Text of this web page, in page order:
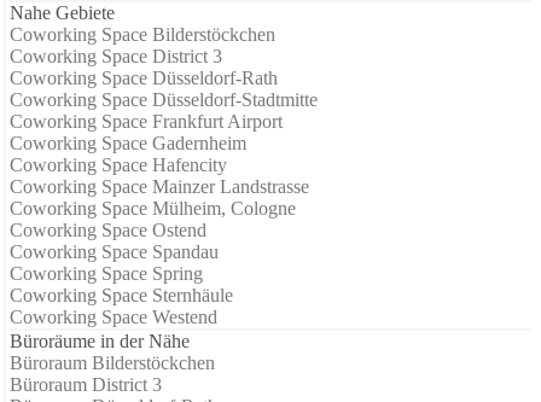
Nahe Gebiete
Coworking Space Bilderstöckchen
Coworking Space District 3
Coworking Space Düsseldorf-Rath
Coworking Space Düsseldorf-Stadtmitte
Coworking Space Frankfurt Airport
Coworking Space Gadernheim
Coworking Space Hafencity
Coworking Space Mainzer Landstrasse
Coworking Space Mülheim, Cologne
Coworking Space Ostend
Coworking Space Spandau
Coworking Space Spring
Coworking Space Sternhäule
Coworking Space Westend
Büroräume in der Nähe
Büroraum Bilderstöckchen
Büroraum District 3